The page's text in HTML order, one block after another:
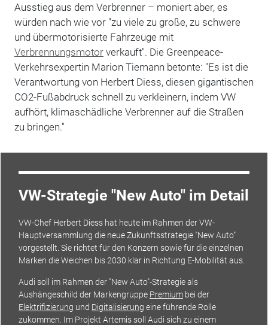
Ausstieg aus dem Verbrenner – moniert aber, es
würden nach wie vor "zu viele zu große, zu schwere
und übermotorisierte Fahrzeuge mit
Verbrennungsmotorverkauft". Die Greenpeace-
Verkehrsexpertin Marion Tiemann betonte: "Es ist die
Verantwortung von Herbert Diess, diesen gigantischen
CO2-Fußabdruck schnell zu verkleinern, indem VW
aufhört, klimaschädliche Verbrenner auf die Straßen
zu bringen."
VW-Strategie "New Auto" im Detail
VW-Chef Herbert Diess hat heute im Rahmen der VW-
Hauptversammlung die neue Zukunftsstrategie "New Auto"
vorgestellt. Sie richtet für den Konzern sowie für die einzelnen
Marken die Weichen bis 2030 klar in Richtung E-Mobilität aus.
Audi soll im Rahmen der "New Auto"-Strategie als
Aushängeschild der Markengruppe Premiumbei der
Elektrifizierung und Digitalisierung eine führende Rolle
zukommen. Im Projekt Artemis soll Audi sich zu einem